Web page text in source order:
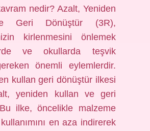
nedir? Azalt, Yeniden
Geri Dönüştür (3R),
kirlenmesini önlemek
ve okullarda teşvik
önemli eylemlerdir.
kullan geri dönüştür ilkesi
yeniden kullan ve geri
ilke, öncelikle malzeme
en aza indirerek